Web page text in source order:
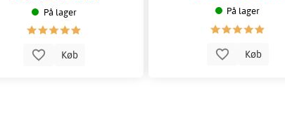
På lager
Køb
På lager
Køb